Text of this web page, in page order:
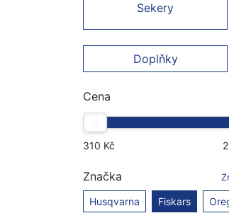
Sekery
Doplňky
Cena
Značka
Husqvarna Fiskars